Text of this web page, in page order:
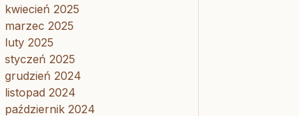
kwiecień 2025
marzec 2025
luty 2025
styczeń 2025
grudzień 2024
listopad 2024
październik 2024